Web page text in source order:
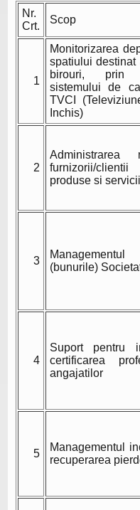
Nr.
Crt.
Scop
1
Monitorizarea
spatiului
birouri, prin
sistemului de
TVCI
Inchis)
2
furnizorii/
produse si servicii
3
(bunurile)
4
Suport pentru
certificarea
angajatilor
5
Managementul
recuperarea